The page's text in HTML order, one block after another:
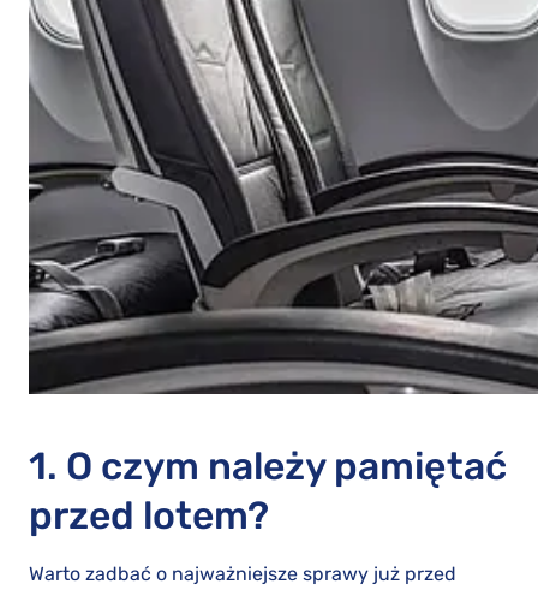
1. O czym należy pamiętać
przed lotem?
Warto zadbać o najważniejsze sprawy już przed